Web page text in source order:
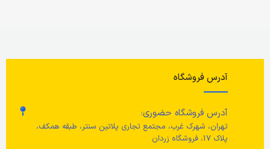
آدرس فروشگاه
آدرس فروشگاه حضوری:
تهران، شهرک غرب، مجتمع تجاری پلاتین سنتر، طبقه همکف،
پلاک 17، فروشگاه زردان